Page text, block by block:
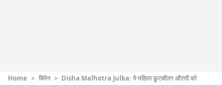
Home > विमेन > Disha Malhotra Julka: ये महिला फ़ुटबॉलर औरतों को